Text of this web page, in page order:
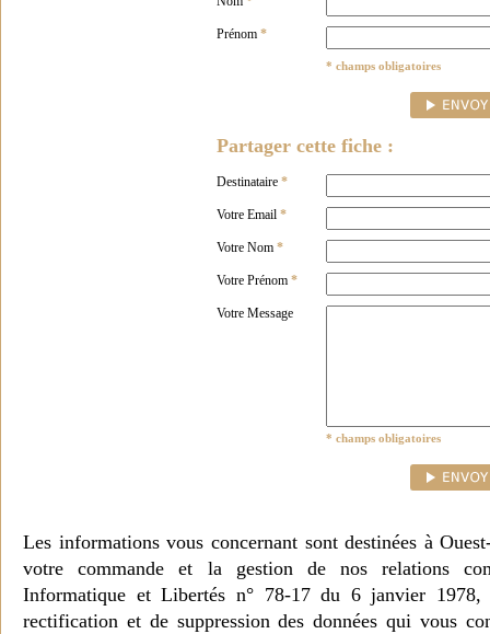
Prénom *
* champs obligatoires
Partager cette fiche :
Destinataire *
Votre Email *
Votre Nom *
Votre Prénom *
Votre Message
* champs obligatoires
Les informations vous concernant sont destinées à
votre commande et la gestion de nos relations
Informatique et Libertés n° 78-17 du 6 janvier 1978,
rectification et de suppression des données qui vous